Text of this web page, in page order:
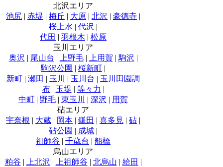
北沢エリア
池尻 | 赤堤 | 梅丘 | 大原 | 北沢 | 豪徳寺 |
桜上水 | 代沢 |
代田 | 羽根木 | 松原
玉川エリア
奥沢 | 尾山台 | 上野毛| 上用賀 | 駒沢 |
駒沢公園 | 桜新町 |
新町 | 瀬田 | 玉川 | 玉川台 | 玉川田園調
布| 玉堤 | 等々力 |
中町 | 野毛 | 東玉川 | 深沢 | 用賀
砧エリア
宇奈根 | 大蔵 | 岡本 | 鎌田 | 喜多見 | 砧 |
砧公園 | 成城 |
祖師谷 | 千歳台 | 船橋
烏山エリア
粕谷 | 上北沢 | 上祖師谷 | 北烏山 | 給田 |